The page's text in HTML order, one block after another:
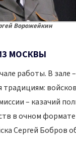
Ворожейкин
МОСКВЫ
работы. В
традициям:
– казачий
в очном
Сергей Бобров